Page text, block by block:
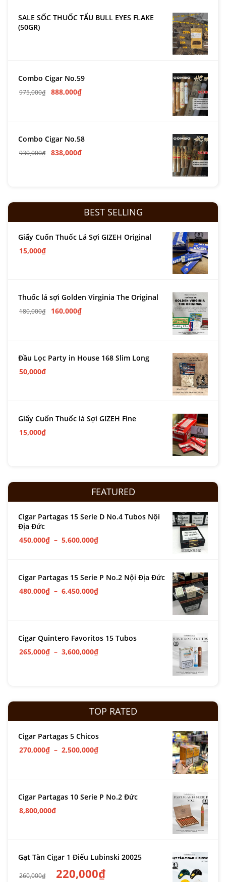
SALE SỐC THUỐC TẨU BULL EYES FLAKE
(50GR)
Combo Cigar No.59
975,000₫ 888,000₫
Combo Cigar No.58
930,000₫ 838,000₫
BEST SELLING
Giấy Cuốn Thuốc Lá Sợi GIZEH Original
15,000₫
Thuốc lá sợi Golden Virginia The Original
180,000₫ 160,000₫
Đầu Lọc Party in House 168 Slim Long
50,000₫
Giấy Cuốn Thuốc lá Sợi GIZEH Fine
15,000₫
FEATURED
Cigar Partagas 15 Serie D No.4 Tubos Nội
Địa Đức
450,000₫ – 5,600,000₫
Cigar Partagas 15 Serie P No.2 Nội Địa Đức
480,000₫ – 6,450,000₫
Cigar Quintero Favoritos 15 Tubos
265,000₫ – 3,600,000₫
TOP RATED
Cigar Partagas 5 Chicos
270,000₫ – 2,500,000₫
Cigar Partagas 10 Serie P No.2 Đức
8,800,000₫
Gạt Tàn Cigar 1 Điếu Lubinski 20025
260,000₫ 220,000₫